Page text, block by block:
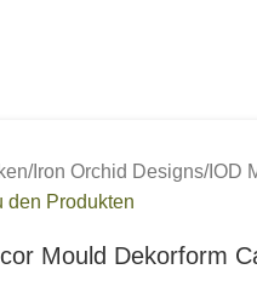
/Iron Orchid Designs/IOD
den Produkten
Mould Dekorform